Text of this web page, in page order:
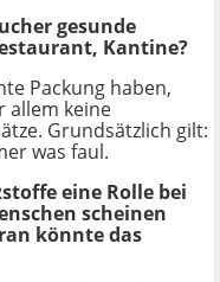
gesunde
Kantine?
Packung haben,
allem keine
Grundsätzlich gilt:
was faul.
eine Rolle bei
scheinen
könnte das